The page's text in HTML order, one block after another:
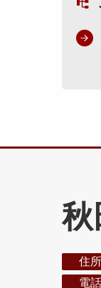
秋
住所
電話